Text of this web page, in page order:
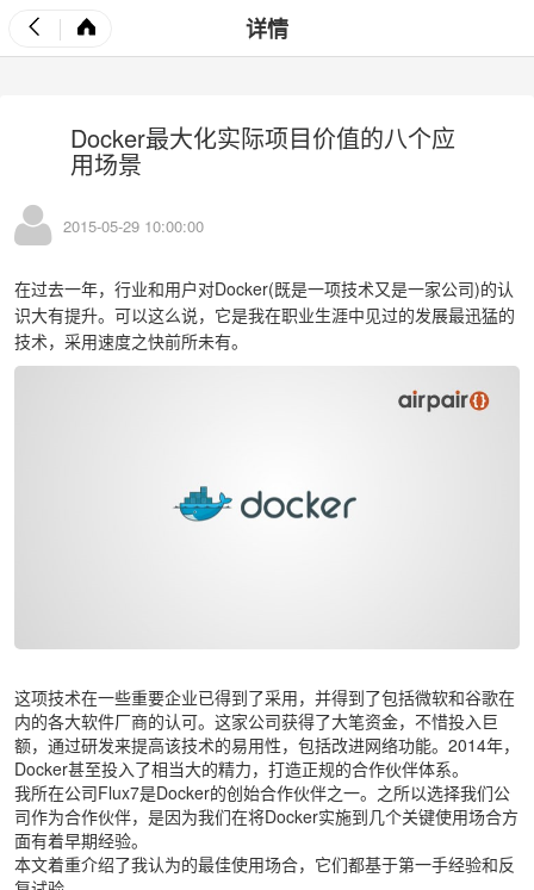
详情
Docker最大化实际项目价值的八个应
用场景
2015-05-29 10:00:00
在过去一年，行业和用户对Docker(既是一项技术又是一家公司)的认
识大有提升。可以这么说，它是我在职业生涯中见过的发展最迅猛的
技术，采用速度之快前所未有。
这项技术在一些重要企业已得到了采用，并得到了包括微软和谷歌在
内的各大软件厂商的认可。这家公司获得了大笔资金，不惜投入巨
额，通过研发来提高该技术的易用性，包括改进网络功能。2014年，
Docker甚至投入了相当大的精力，打造正规的合作伙伴体系。
我所在公司Flux7是Docker的创始合作伙伴之一。之所以选择我们公
司作为合作伙伴，是因为我们在将Docker实施到几个关键使用场合方
面有着早期经验。
本文着重介绍了我认为的最佳使用场合，它们都基于第一手经验和反